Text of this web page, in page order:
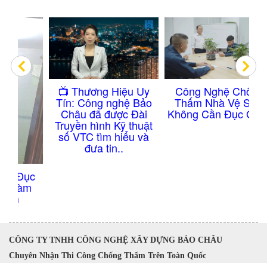
​📺 Thương Hiệu Uy
Tín: Công nghệ Bảo
Châu đã được Đài
Truyền hình Kỹ thuật
số VTC tìm hiểu và
đưa tin..
Công Nghệ Chống
Thấm Nhà Vệ Sinh
Không Cần Đục Gạch
CÔNG TY TNHH CÔNG NGHỆ XÂY DỰNG BẢO CHÂU
Chuyên Nhận Thi Công Chống Thấm Trên Toàn Quốc